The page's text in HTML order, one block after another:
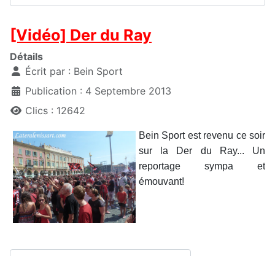
[Vidéo] Der du Ray
Détails
Écrit par : Bein Sport
Publication : 4 Septembre 2013
Clics : 12642
Bein Sport est revenu ce soir
sur la Der du Ray... Un
reportage sympa et
émouvant!